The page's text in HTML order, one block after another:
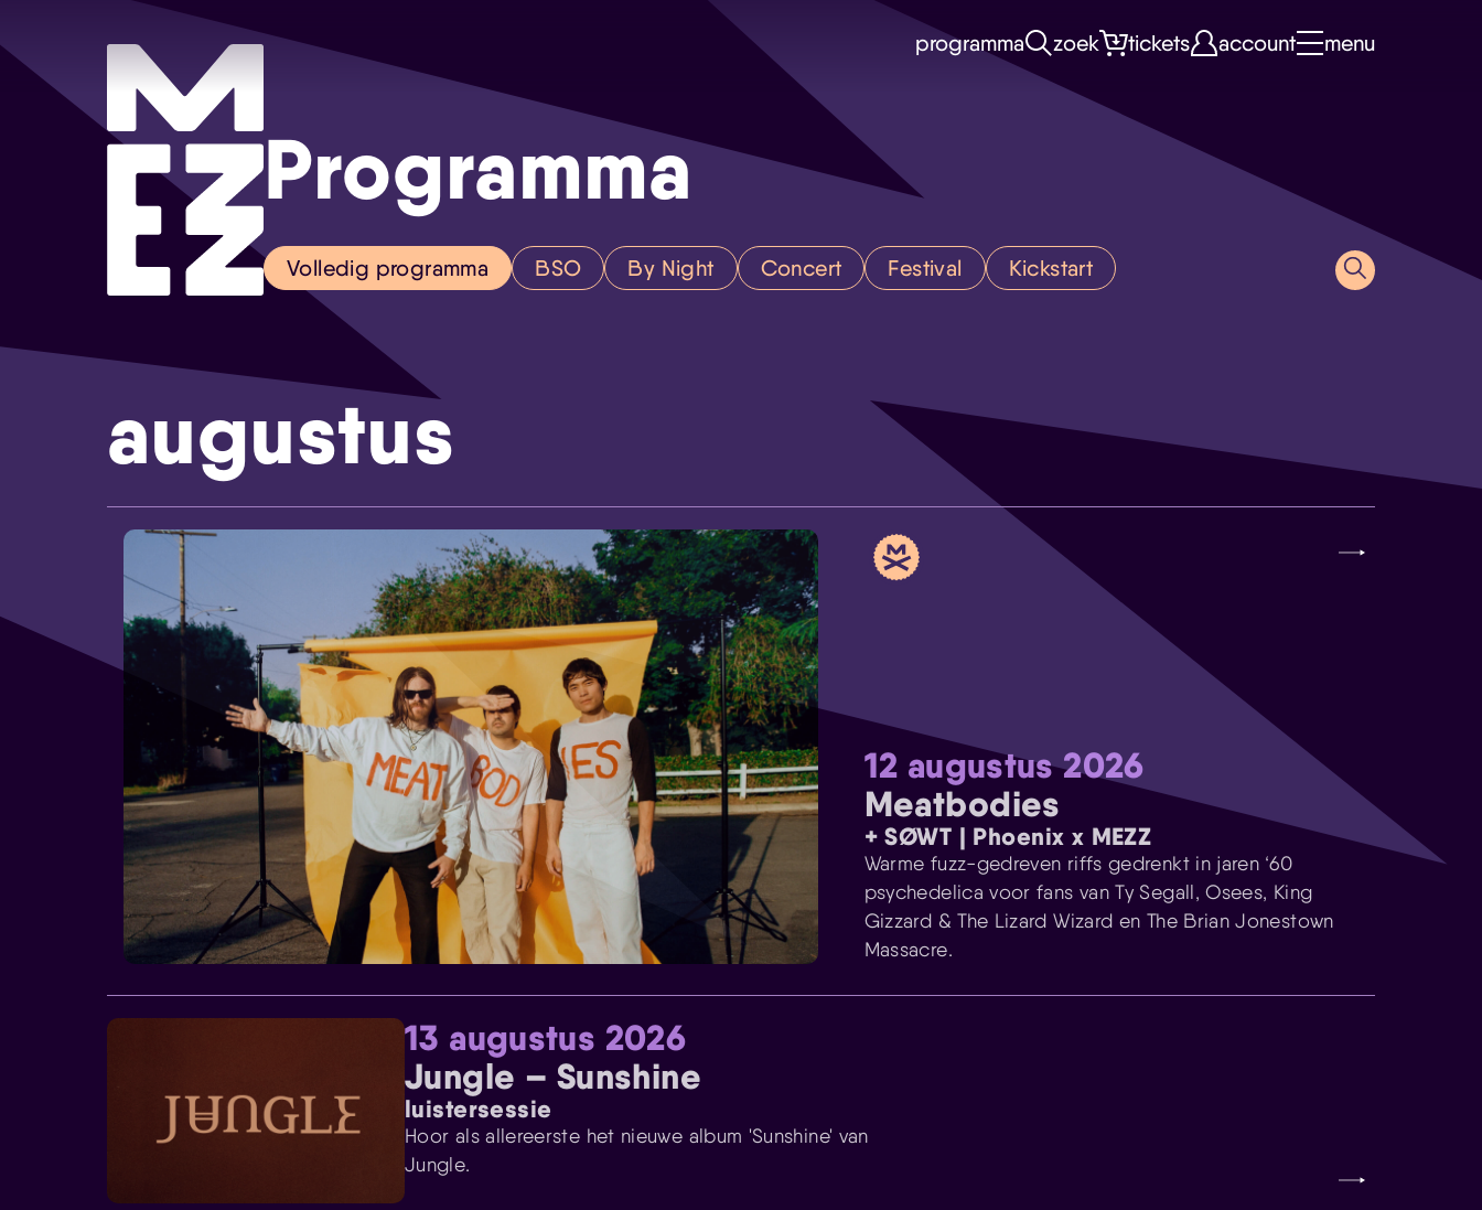
Skip navigatie
programma zoek tickets account menu
Programma
Volledig programma BSO By Night Concert Festival Kickstart
augustus
12 augustus 2026
Meatbodies
+ SØWT | Phoenix x MEZZ
Warme fuzz-gedreven riffs gedrenkt in jaren ‘60
psychedelica voor fans van Ty Segall, Osees, King
Gizzard & The Lizard Wizard en The Brian Jonestown
Massacre.
13 augustus 2026
Jungle – Sunshine
luistersessie
Hoor als allereerste het nieuwe album 'Sunshine' van
Jungle.